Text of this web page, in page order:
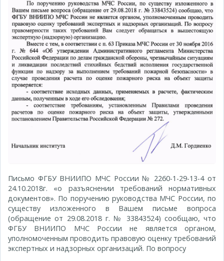
Письмо ФГБУ ВНИИПО МЧС России № 2260-1-29-13-4 от
24.10.2018г. «о разъяснении требований нормативных
документов». По поручению руководства МЧС России, по
существу изложенного в Вашем письме вопроса
(обращение от 29.08.2018 г. № 33843524) сообщаю, что
ФГБУ ВНИИПО МЧС России не является органом,
уполномоченным проводить правовую оценку требований
экспертных и надзорных организаций. По вопросу